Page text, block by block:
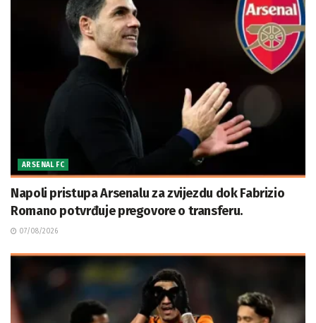
ARSENAL FC
Napoli pristupa Arsenalu za zvijezdu dok Fabrizio
Romano potvrđuje pregovore o transferu.
07/08/2026